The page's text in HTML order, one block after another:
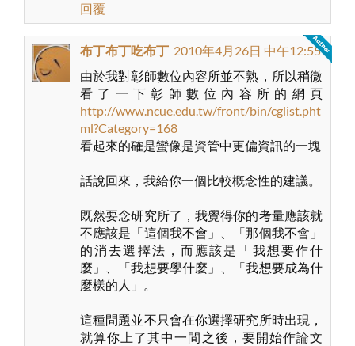
回覆
布丁布丁吃布丁 2010年4月26日 中午12:55
由於我對彰師數位內容所並不熟，所以稍微
看了一下彰師數位內容所的網頁
http://www.ncue.edu.tw/front/bin/cglist.pht
ml?Category=168
看起來的確是蠻像是資管中更偏資訊的一塊
話說回來，我給你一個比較概念性的建議。
既然要念研究所了，我覺得你的考量應該就
不應該是「這個我不會」、「那個我不會」
的消去選擇法，而應該是「我想要作什
麼」、「我想要學什麼」、「我想要成為什
麼樣的人」。
這種問題並不只會在你選擇研究所時出現，
就算你上了其中一間之後，要開始作論文